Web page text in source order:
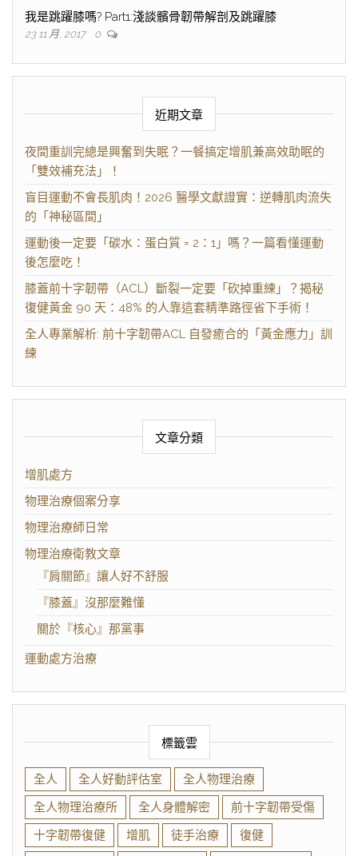
我是跳躍膝嗎? Part1:淺談髕骨韌帶解剖及跳躍膝
23 11 月, 2017 0
近期文章
夜間重訓完總是興奮到失眠？一餐搞定增肌兼高效助眠的
「雙效補充法」！
盲目運動不會長肌肉！2026 醫學文獻證實：逆轉肌肉流失
的「神秘區間」
運動後一定要「碳水：蛋白質 = 2：1」嗎？一篇看懂運動
後怎麼吃！
膝蓋前十字韌帶（ACL）斷裂一定要「砍掉重練」？揭秘
復健黃金 90 天：48% 的人靠這套精準路徑省下手術！
全人專業解析: 前十字韌帶ACL 自發癒合的「黃金應力」訓
練
文章分類
增肌處方
物理治療個案分享
物理治療師日常
物理治療衛教文章
『肩關節』讓人好不舒服
『膝蓋』沒那麼難懂
關於『核心』那黨事
運動處方治療
標籤雲
全人 全人好動評估室
全人物理治療
全人物理治療所
全人身體解密
前十字韌帶受傷
十字韌帶復健
增肌 徒手治療 復健